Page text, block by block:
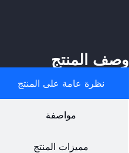
وصف المنتج
نظرة عامة على المنتج
مواصفة
مميزات المنتج